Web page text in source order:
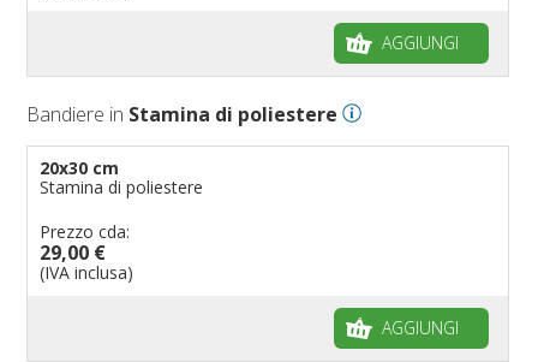
AGGIUNGI
Bandiere in Stamina di poliestere
20x30 cm
Stamina di poliestere
Prezzo cda:
29,00 €
(IVA inclusa)
AGGIUNGI